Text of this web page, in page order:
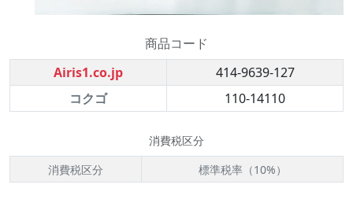
商品コード
Airis1.co.jp
414-9639-127
コクゴ
110-14110
消費税区分
消費税区分
標準税率（10%）